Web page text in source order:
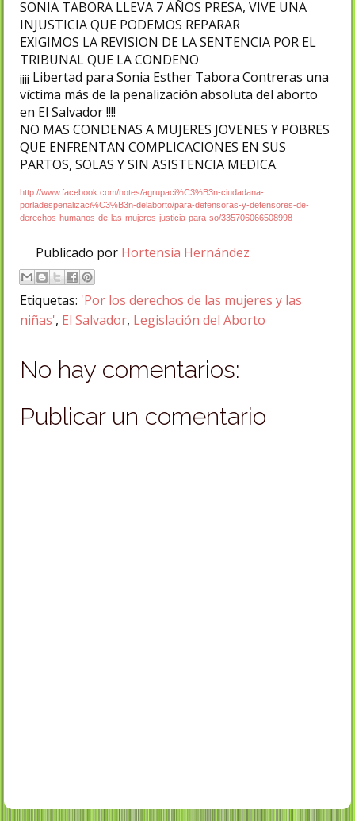
SONIA TABORA LLEVA 7 AÑOS PRESA, VIVE UNA
INJUSTICIA QUE PODEMOS REPARAR
EXIGIMOS LA REVISION DE LA SENTENCIA POR EL
TRIBUNAL QUE LA CONDENO
¡¡¡¡ Libertad para Sonia Esther Tabora Contreras una
víctima más de la penalización absoluta del aborto
en El Salvador !!!!
NO MAS CONDENAS A MUJERES JOVENES Y POBRES
QUE ENFRENTAN COMPLICACIONES EN SUS
PARTOS, SOLAS Y SIN ASISTENCIA MEDICA.
http://www.facebook.com/notes/agrupaci%C3%B3n-ciudadana-
porladespenalizaci%C3%B3n-delaborto/para-defensoras-y-defensores-de-
derechos-humanos-de-las-mujeres-justicia-para-so/335706066508998
Publicado por Hortensia Hernández
Etiquetas: 'Por los derechos de las mujeres y las
niñas', El Salvador, Legislación del Aborto
No hay comentarios:
Publicar un comentario